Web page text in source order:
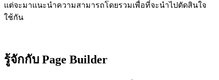
แต่จะมาแนะนำความสามารถโดยรวมเพื่อที่จะนำไปตัดสินใจ
ใช้กัน
รู้จักกับ Page Builder